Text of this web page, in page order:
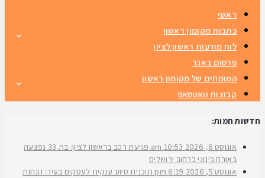
ראשי
כתבות מקומון ראשון
לוח מודעות ראשון לציון
פרסום באנר
המומחים של מקומון ראשון
קבוצות וואטסאפ
חדשות חמות:
אוגוסט 6, 2026 10:53 am
פגיעת רכב בראשון לציון: בת 33 נפצעה
באורח בינוני ברחוב ירושלים
אוגוסט 5, 2026
6:19 pm
תוכנית סיוע ענקית לעסקים בעיר: הנחות